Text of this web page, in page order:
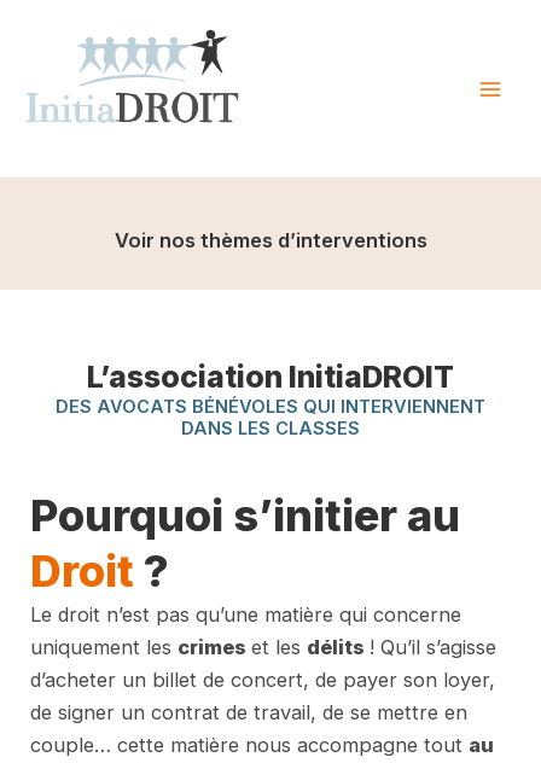
Voir nos thèmes d’interventions
L’association InitiaDROIT
DES AVOCATS BÉNÉVOLES QUI INTERVIENNENT
DANS LES CLASSES
Pourquoi s’initier au
Droit ?
Le droit n’est pas qu’une matière qui concerne
uniquement les crimes et les délits ! Qu’il s’agisse
d’acheter un billet de concert, de payer son loyer,
de signer un contrat de travail, de se mettre en
couple… cette matière nous accompagne tout au